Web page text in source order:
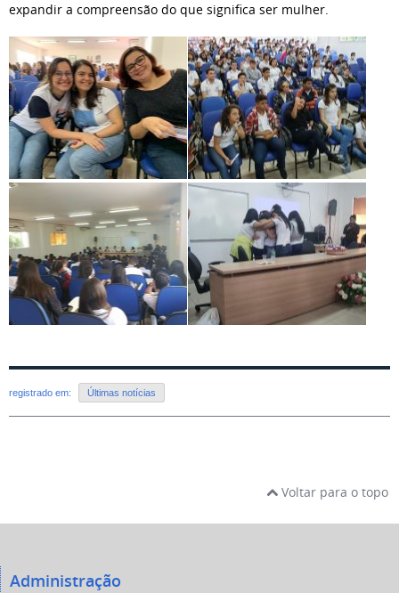
expandir a compreensão do que significa ser mulher.
registrado em: Últimas notícias
Voltar para o topo
Administração